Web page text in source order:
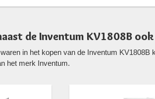
de Inventum KV1808B
in het kopen van de Inventum
het merk Inventum.